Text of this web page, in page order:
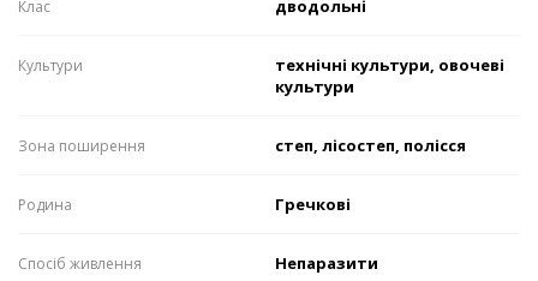
Клас дводольні
Культури
технічні культури, овочеві
культури
Зона поширення степ, лісостеп, полісся
Родина Гречкові
Спосіб живлення Непаразити